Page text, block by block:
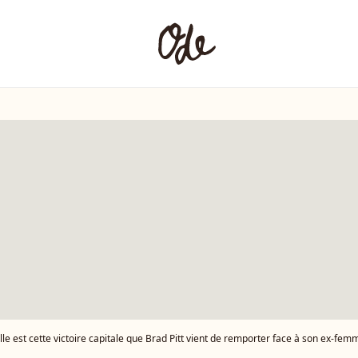
est cette victoire capitale que Brad Pitt vient de remporter face à son ex-